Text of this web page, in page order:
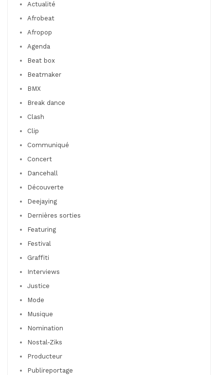
Actualité
Afrobeat
Afropop
Agenda
Beat box
Beatmaker
BMX
Break dance
Clash
Clip
Communiqué
Concert
Dancehall
Découverte
Deejaying
Dernières sorties
Featuring
Festival
Graffiti
Interviews
Justice
Mode
Musique
Nomination
Nostal-Ziks
Producteur
Publireportage